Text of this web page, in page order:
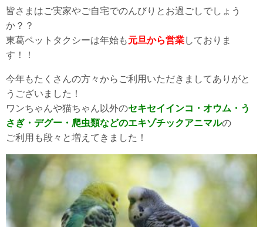
皆さまはご実家やご自宅でのんびりとお過ごしでしょう
か？？
東葛ペットタクシーは年始も元旦から営業しておりま
す！！
今年もたくさんの方々からご利用いただきましてありがと
うございました！
ワンちゃんや猫ちゃん以外のセキセイインコ・オウム・う
さぎ・デグー・爬虫類などのエキゾチックアニマルの
ご利用も段々と増えてきました！